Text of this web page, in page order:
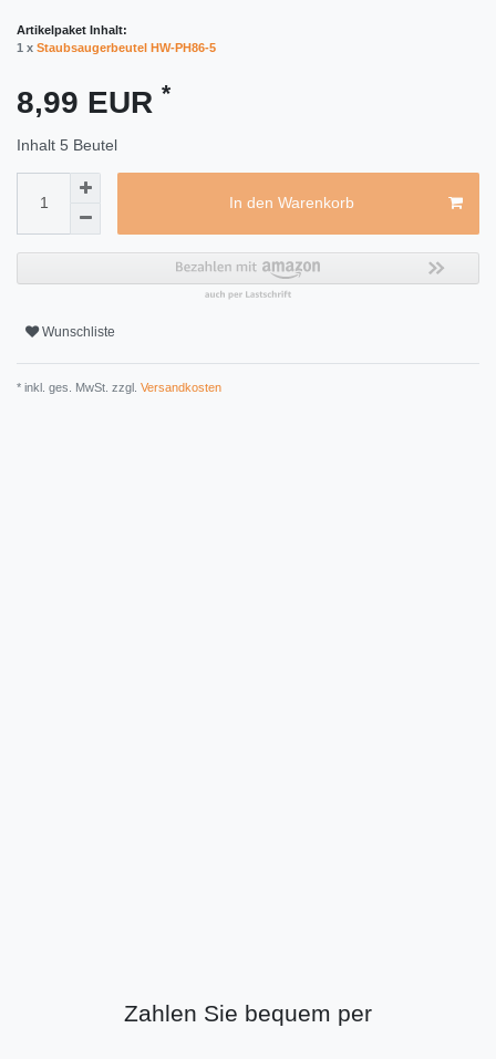
Artikelpaket Inhalt:
1 x Staubsaugerbeutel HW-PH86-5
8,99 EUR *
Inhalt 5 Beutel
In den Warenkorb
Wunschliste
* inkl. ges. MwSt. zzgl. Versandkosten
Zahlen Sie bequem per